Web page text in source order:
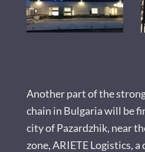
Another part of the
chain in Bulgaria will be
city of Pazardzhik, near
zone, ARIETE Logistics,